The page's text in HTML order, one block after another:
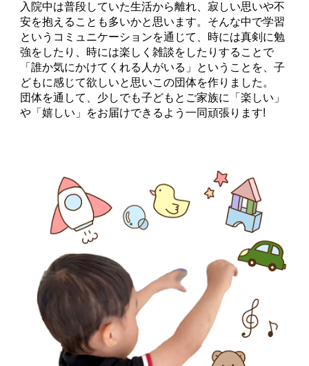
入院中は普段していた生活から離れ、寂しい思いや不
安を抱えることも多いかと思います。そんな中で学習
というコミュニケーションを通じて、時には真剣に勉
強をしたり、時には楽しく雑談をしたりすることで
「誰か気にかけてくれる人がいる」ということを、子
どもに感じて欲しいと思いこの団体を作りました。
団体を通して、少しでも子どもとご家族に「楽しい」
や「嬉しい」をお届けできるよう一同頑張ります!